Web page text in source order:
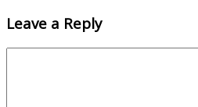
Leave a Reply